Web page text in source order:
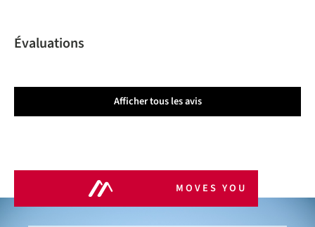
Évaluations
Afficher tous les avis
MOVES YOU